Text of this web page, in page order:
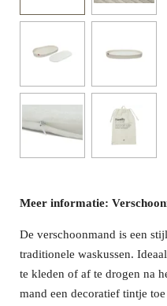
Meer informatie:
De verschoonmand is een
traditionele waskussen.
te kleden of af te drogen na
mand een decoratief tintje